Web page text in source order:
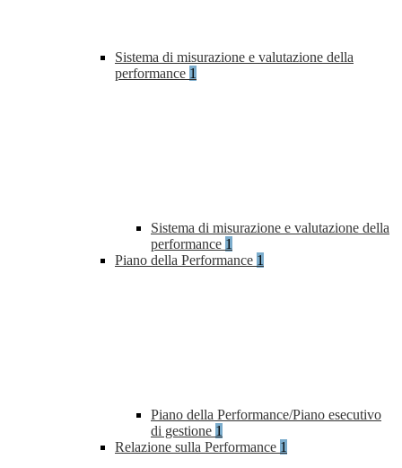
Sistema di misurazione e valutazione della
performance 1
Sistema di misurazione e valutazione della
performance 1
Piano della Performance 1
Piano della Performance/Piano esecutivo
di gestione 1
Relazione sulla Performance 1